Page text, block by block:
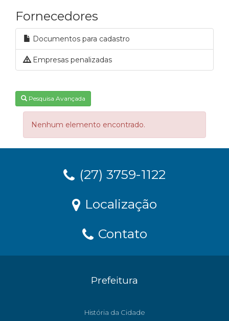
Fornecedores
Documentos para cadastro
Empresas penalizadas
Pesquisa Avançada
Nenhum elemento encontrado.
(27) 3759-1122
Localização
Contato
Prefeitura
História da Cidade